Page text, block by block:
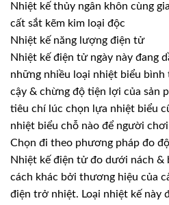
Nhiệt kế thủy ngân khôn cùng
cất sắt kẽm kim loại độc
Nhiệt kế năng lượng điện tử
Nhiệt kế điện tử ngày này đang
những nhiều loại nhiệt biểu
cậy & chừng độ tiện lợi của sản
tiêu chí lúc chọn lựa nhiệt biểu
nhiệt biểu chỗ nào để người
Chọn đi theo phương pháp đo
Nhiệt kế điện tử đo dưới nách
cách khác bởi thương hiệu của
điện trở nhiệt. Loại nhiệt kế này